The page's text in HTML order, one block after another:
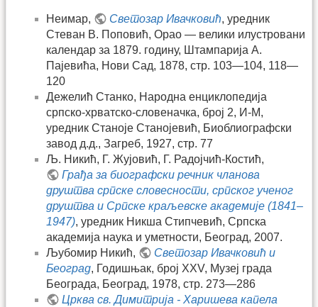
Неимар, Светозар Ивачковић, уредник
Стеван В. Поповић, Орао — велики илустровани
календар за 1879. годину, Штампарија А.
Пајевића, Нови Сад, 1878, стр. 103—104, 118—
120
Дежелић Станко, Народна енциклопедија
српско-хрватско-словеначка, број 2, И-М,
уредник Станоје Станојевић, Биоблиографски
завод д.д., Загреб, 1927, стр. 77
Љ. Никић, Г. Жујовић, Г. Радојчић-Костић,
Грађа за биографски речник чланова
друштва српске словесности, српског ученог
друштва и Српске краљевске академије (1841–
1947), уредник Никша Стипчевић, Српска
академија наука и уметности, Београд, 2007.
Љубомир Никић,
Светозар Ивачковић и
Београд, Годишњак, број XXV, Музеј града
Београда, Београд, 1978, стр. 273—286
Црква св. Димитрија - Ха­ришева капела